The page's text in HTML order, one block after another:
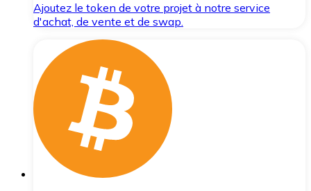
Ajoutez le token de votre projet à notre service
d'achat, de vente et de swap.